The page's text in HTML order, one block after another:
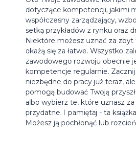
dotyczące kompetencji, jakimi
współczesny zarządzający,
setką przykładów z rynku oraz
Niektóre możesz uznać za
okażą się za łatwe. Wszystko
zawodowego rozwoju obecnie
kompetencje regularnie.
niezbędne do pracy już teraz,
pomogą budować Twoją
albo wybierz te, które uznasz
przydatne. I pamiętaj - ta
Możesz ją pochłonąć lub